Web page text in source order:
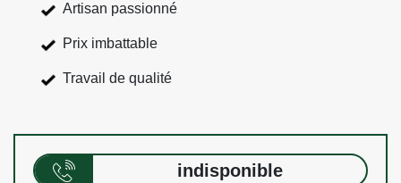
Artisan passionné
Prix imbattable
Travail de qualité
indisponible